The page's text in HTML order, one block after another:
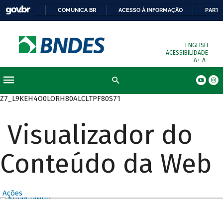
COMUNICA BR ACESSO À INFORMAÇÃO
ENGLISH
ACESSIBILIDADE
A+ A-
Z7_L9KEH4O0LORH80ALCLTPF80S71
Visualizador do
Conteúdo da Web
Ações